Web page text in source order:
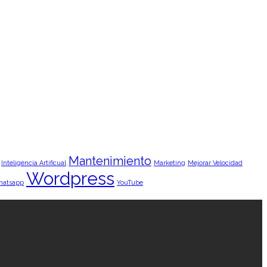
Inteligencia Artificual Mantenimiento Marketing Mejorar Velocidad
Wordpress YouTube